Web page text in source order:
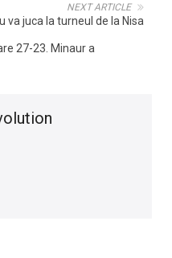
NEXT ARTICLE
va juca la turneul de la Nisa
27-23. Minaur a